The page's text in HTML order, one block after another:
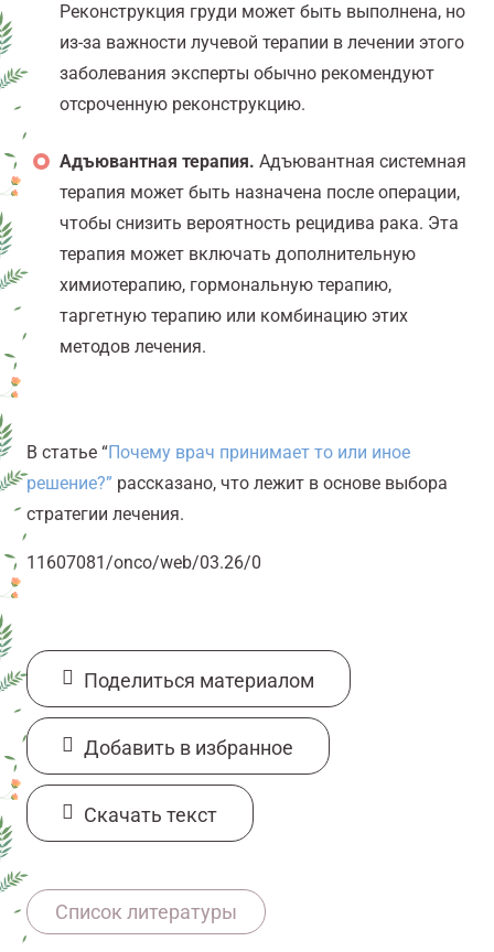
Реконструкция груди может быть выполнена, но
из-за важности лучевой терапии в лечении этого
заболевания эксперты обычно рекомендуют
отсроченную реконструкцию.
Адъювантная терапия. Адъювантная системная
терапия может быть назначена после операции,
чтобы снизить вероятность рецидива рака. Эта
терапия может включать дополнительную
химиотерапию, гормональную терапию,
таргетную терапию или комбинацию этих
методов лечения.
В статье “Почему врач принимает то или иное
решение?” рассказано, что лежит в основе выбора
стратегии лечения.
11607081/onco/web/03.26/0
Поделиться материалом
Добавить в избранное
Cкачать текст
https://www.cancer.gov/types/breast/ibc-
fact-
Список литературы